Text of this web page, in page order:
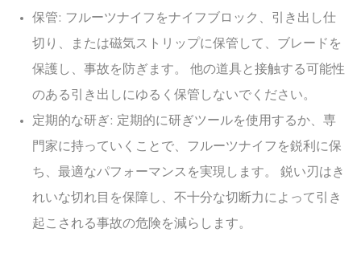
保管: フルーツナイフをナイフブロック、引き出し仕
切り、または磁気ストリップに保管して、ブレードを
保護し、事故を防ぎます。 他の道具と接触する可能性
のある引き出しにゆるく保管しないでください。
定期的な研ぎ: 定期的に研ぎツールを使用するか、専
門家に持っていくことで、フルーツナイフを鋭利に保
ち、最適なパフォーマンスを実現します。 鋭い刃はき
れいな切れ目を保障し、不十分な切断力によって引き
起こされる事故の危険を減らします。